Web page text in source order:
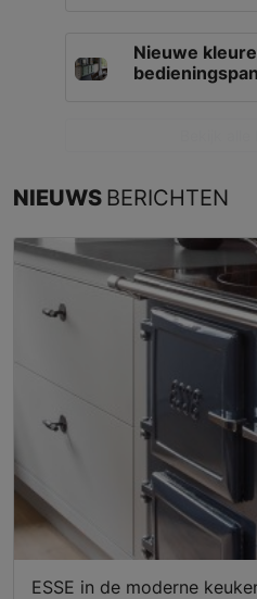
Nieuwe
NIEUWS BERICHTEN
ESSE in de moderne